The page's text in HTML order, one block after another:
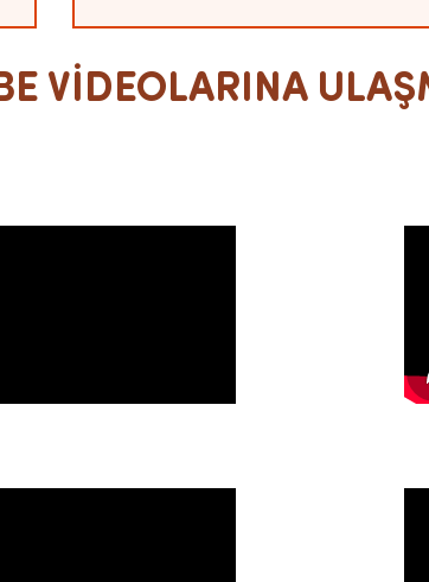
VİDEOLARINA